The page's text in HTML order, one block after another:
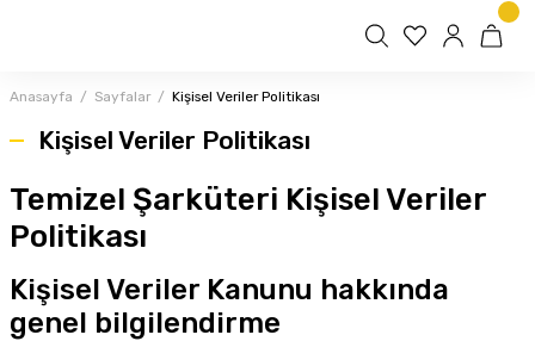
Anasayfa Sayfalar Kişisel Veriler Politikası
Kişisel Veriler Politikası
Temizel Şarküteri Kişisel Veriler
Politikası
Kişisel Veriler Kanunu hakkında
genel bilgilendirme